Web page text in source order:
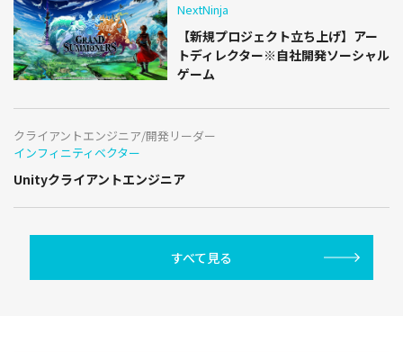
NextNinja
【新規プロジェクト立ち上げ】アー
トディレクター※自社開発ソーシャル
ゲーム
クライアントエンジニア/開発リーダー
インフィニティベクター
Unityクライアントエンジニア
すべて見る